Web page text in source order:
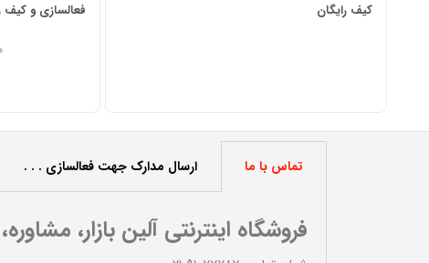
کیف رایگان
فعالسازی و کیف
تماس با ما ارسال مدارک جهت فعالسازی . . .
فروشگاه اینترنتی آلین بازار،